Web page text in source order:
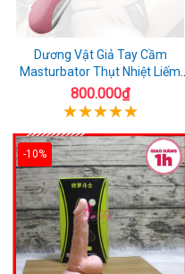
Dương Vật Giả Tay Cầm
Masturbator Thụt Nhiệt Liếm
Rung
800.000₫
-10%